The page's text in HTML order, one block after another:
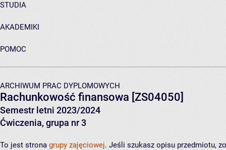
STUDIA
AKADEMIKI
POMOC
ARCHIWUM PRAC DYPLOMOWYCH
Rachunkowość finansowa [ZS04050]
Semestr letni 2023/2024
Ćwiczenia, grupa nr 3
To jest strona grupy zajęciowej. Jeśli szukasz opisu przedmiotu,